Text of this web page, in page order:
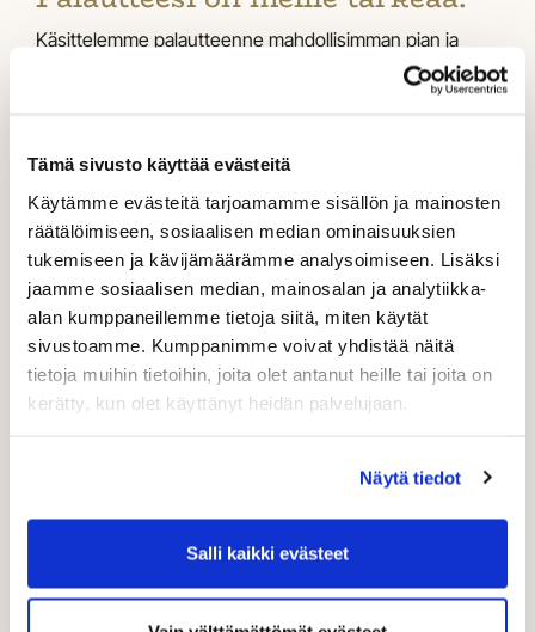
Tämä sivusto käyttää evästeitä
Käytämme evästeitä tarjoamamme sisällön ja mainosten
räätälöimiseen, sosiaalisen median ominaisuuksien
tukemiseen ja kävijämäärämme analysoimiseen. Lisäksi
jaamme sosiaalisen median, mainosalan ja analytiikka-
alan kumppaneillemme tietoja siitä, miten käytät
sivustoamme. Kumppanimme voivat yhdistää näitä
tietoja muihin tietoihin, joita olet antanut heille tai joita on
kerätty, kun olet käyttänyt heidän palvelujaan.
Näytä tiedot
Salli kaikki evästeet
Käsittelemme palautteenne mahdollisimman pian ja
Sähköposti
Kirjoita vapaamuotoinen palautteesi alle.*
Olen lukenuttietosuojaselosteenja hyväksyn